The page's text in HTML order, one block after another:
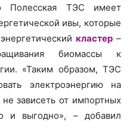
Полесская ТЭС имеет
ивы, которые
кластер–
биомассы к
«Таким образом, ТЭС
электроэнергию на
зависеть от импортных
и выгодно», – добавил